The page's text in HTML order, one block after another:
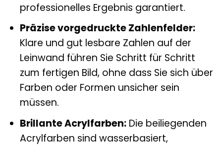
professionelles Ergebnis garantiert.
Präzise vorgedruckte Zahlenfelder:
Klare und gut lesbare Zahlen auf der
Leinwand führen Sie Schritt für Schritt
zum fertigen Bild, ohne dass Sie sich über
Farben oder Formen unsicher sein
müssen.
Brillante Acrylfarben:Die beiliegenden
Acrylfarben sind wasserbasiert,